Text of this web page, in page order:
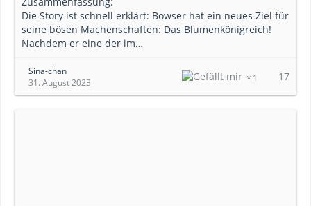
Die Story ist schnell erklärt: Bowser hat ein neues Ziel für
seine bösen Machenschaften: Das Blumenkönigreich!
Nachdem er eine der im…
Sina-chan
31. August 2023
1 17